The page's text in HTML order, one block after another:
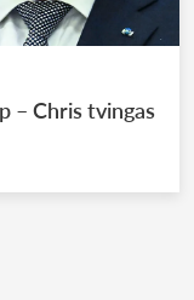
– Chris tvingas